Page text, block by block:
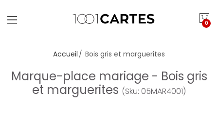
0
Accueil Bois gris et marguerites
Marque-place mariage - Bois gris
et marguerites (Sku: 05MAR4001)